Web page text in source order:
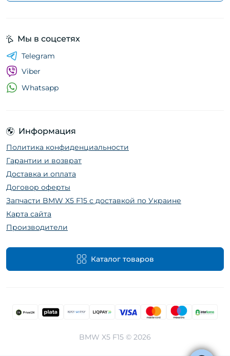
Информация
Политика конфиденциальности
Гарантии и возврат
Доставка и оплата
Договор оферты
Запчасти BMW X5 F15 с доставкой по Украине
Карта сайта
Производители
Каталог товаров
Мы в соцсетях
Telegram
Viber
Whatsapp
BMW X5 F15 © 2026